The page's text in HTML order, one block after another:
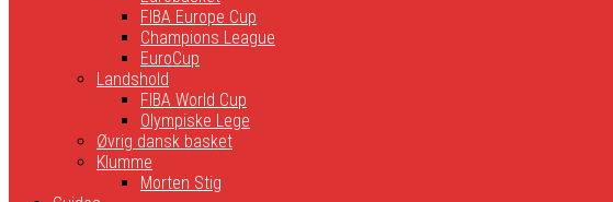
FIBA Europe Cup
Champions League
EuroCup
Landshold
FIBA World Cup
Olympiske Lege
Øvrig dansk basket
Klumme
Morten Stig